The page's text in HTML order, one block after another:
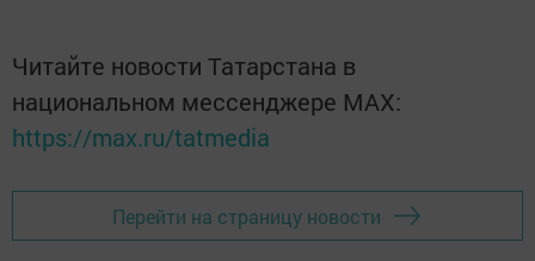
Читайте новости Татарстана в
национальном мессенджере MАХ:
https://max.ru/tatmedia
Перейти на страницу новости